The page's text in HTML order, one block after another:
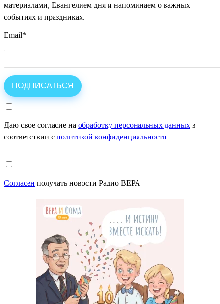
материалами, Евангелием дня и напоминаем о важных
событиях и праздниках.
Email*
Даю свое согласие на обработку персональных данных в
соответствии с политикой конфиденциальности
Согласен получать новости Радио ВЕРА